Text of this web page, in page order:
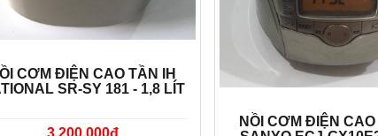
CƠM ĐIỆN CAO TẦN IH
SR-SY 181 - 1,8 LÍT
NỒI CƠM ĐIỆN CAO